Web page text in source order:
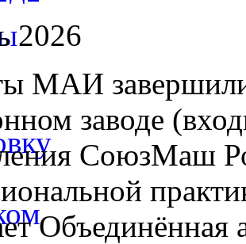
2026
МАИ
заводе
СоюзМаш
Объединённая